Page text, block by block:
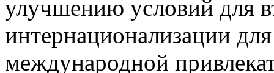
улучшению условий для
интернационализации
международной